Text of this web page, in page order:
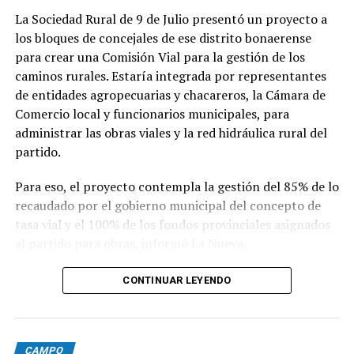
La Sociedad Rural de 9 de Julio presentó un proyecto a
los bloques de concejales de ese distrito bonaerense
para crear una Comisión Vial para la gestión de los
caminos rurales. Estaría integrada por representantes
de entidades agropecuarias y chacareros, la Cámara de
Comercio local y funcionarios municipales, para
administrar las obras viales y la red hidráulica rural del
partido.
Para eso, el proyecto contempla la gestión del 85% de lo
recaudado por el gobierno municipal del concepto de
tasa vial y el 100% de los fondos provinciales asignados
El presidente de la Sociedad Rural de 9 de Julio, Hugo
un trabajo de cinco meses en donde se recolectó
información de municipios en donde se llevaron a cabo
CONTINUAR LEYENDO
CAMPO